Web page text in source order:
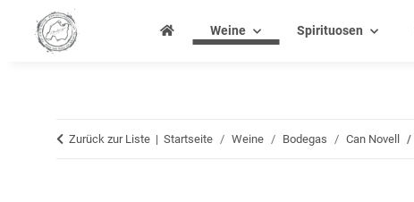
Weine Spirituosen
Zurück zur Liste Startseite Weine Bodegas Can Novell